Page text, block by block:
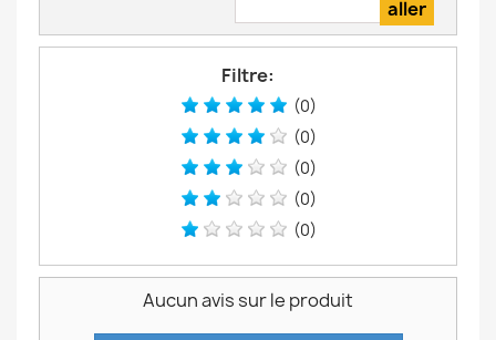
Filtre:
(0)
(0)
(0)
(0)
(0)
Aucun avis sur le produit